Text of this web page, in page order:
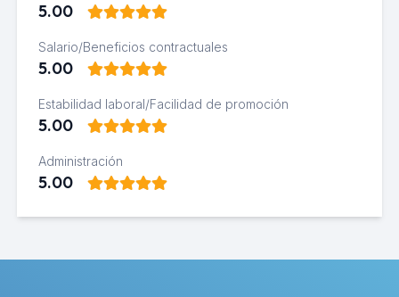
5.00
Salario/Beneficios contractuales
5.00
Estabilidad laboral/Facilidad de promoción
5.00
Administración
5.00